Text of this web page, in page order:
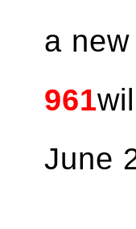
a
961
June